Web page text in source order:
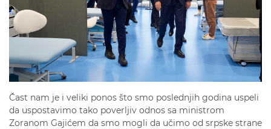
Čast nam je i veliki ponos što smo poslednjih godina uspeli
da uspostavimo tako poverljiv odnos sa ministrom
Zoranom Gajićem da smo mogli da učimo od srpske strane